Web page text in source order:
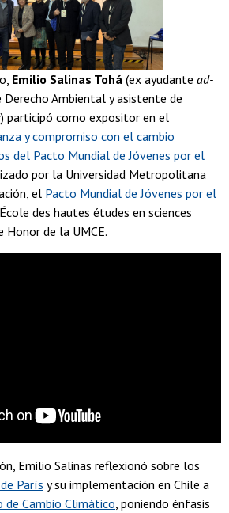
Emilio Salinas Tohá (ex ayudante ad-
Derecho Ambiental y asistente de
participó como expositor en el
y compromiso con el cambio
del Pacto Mundial de Jóvenes por el
por la Universidad Metropolitana
el Pacto Mundial de Jóvenes por el
des hautes études en sciences
Honor de la UMCE.
Emilio Salinas reflexionó sobre los
París y su implementación en Chile a
de Cambio Climático, poniendo énfasis